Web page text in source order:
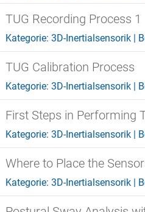
TUG Recording Process 1
Kategorie: 3D-Inertialsensorik|
TUG Calibration Process
Kategorie: 3D-Inertialsensorik|
First Steps in Performing
Kategorie: 3D-Inertialsensorik|
Where to Place the
Kategorie: 3D-Inertialsensorik|